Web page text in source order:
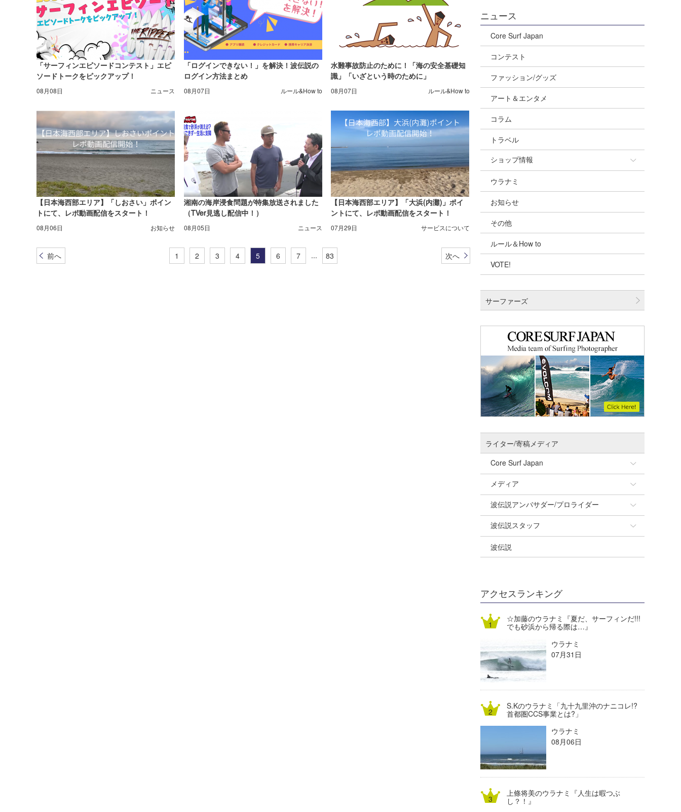
「サーフィンエピソードコンテスト」エピ
ソードトークをピックアップ！
08月08日 ニュース
「ログインできない！」を解決！波伝説の
ログイン方法まとめ
08月07日 ルール&How to
水難事故防止のために！「海の安全基礎知
識」「いざという時のために」
08月07日 ルール&How to
【日本海西部エリア】「しおさい」ポイン
トにて、レポ動画配信をスタート！
08月06日 お知らせ
湘南の海岸浸食問題が特集放送されました
（TVer見逃し配信中！）
08月05日 ニュース
【日本海西部エリア】「大浜(内灘)」ポイ
ントにて、レポ動画配信をスタート！
07月29日 サービスについて
前へ 1 2 3 4 5 6 7 ... 83 次へ
ニュース
Core Surf Japan
コンテスト
ファッション/グッズ
アート＆エンタメ
コラム
トラベル
ショップ情報
ショップ情報
湘南
千葉北
伊豆
千葉南
四国
沖縄
ウラナミ
お知らせ
その他
ルール＆How to
VOTE!
サーファーズ
ライター/寄稿メディア
Core Surf Japan
Naoya Kimoto
mitsuteru Kamio
Yasunari Inoue
Yoshiyuki Obata
DELTA FORCE SURF
熊谷素子
メディア
SURFMEDIA
Colors MAGAZINE
WAVAL
波伝説アンバサダー/プロライダー
福島寿実子
中浦“JET”章
進士剛光
植村未来
NOBUFUKU
大野”MAR”修聖
喜納海人
波伝説スタッフ
☆加藤
Aichan
ECE
G◎Da
H
KID
KOBU
MIN
mitz
OYZ
波伝説
アクセスランキング
☆加藤のウラナミ『夏だ、サーフィンだ!!!
でも砂浜から帰る際は…』
ウラナミ
07月31日
S.Kのウラナミ「九十九里沖のナニコレ!?
首都圏CCS事業とは?」
ウラナミ
08月06日
上條将美のウラナミ『人生は暇つぶ
し？！』